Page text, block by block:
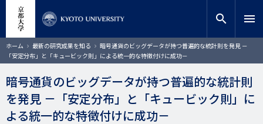
コ
テ
ン
ツ
に
サイト内検索
検索
search menu
ホーム 最新の研究成果を知る
暗号通貨のビッグデータが持つ普遍的な統計則を発見 －
「安定分布」と「キュービック則」による統一的な特徴付けに成功－
暗号通貨のビッグデータが持つ普遍的な統計則
を発見 －「安定分布」と「キュービック則」に
よる統一的な特徴付けに成功－